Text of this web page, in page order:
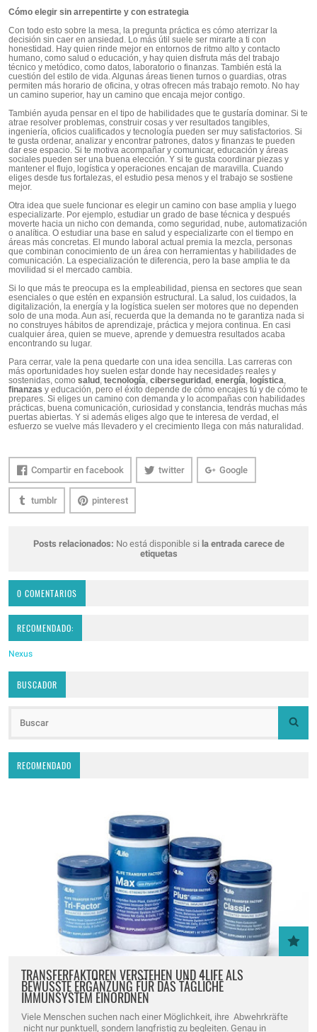
Cómo elegir sin arrepentirte y con estrategia
Con todo esto sobre la mesa, la pregunta práctica es cómo aterrizar la
decisión sin caer en ansiedad. Lo más útil suele ser mirarte a ti con
honestidad. Hay quien rinde mejor en entornos de ritmo alto y contacto
humano, como salud o educación, y hay quien disfruta más del trabajo
técnico y metódico, como datos, laboratorio o finanzas. También está la
cuestión del estilo de vida. Algunas áreas tienen turnos o guardias, otras
permiten más horario de oficina, y otras ofrecen más trabajo remoto. No hay
un camino superior, hay un camino que encaja mejor contigo.
También ayuda pensar en el tipo de habilidades que te gustaría dominar. Si te
atrae resolver problemas, construir cosas y ver resultados tangibles,
ingeniería, oficios cualificados y tecnología pueden ser muy satisfactorios. Si
te gusta ordenar, analizar y encontrar patrones, datos y finanzas te pueden
dar ese espacio. Si te motiva acompañar y comunicar, educación y áreas
sociales pueden ser una buena elección. Y si te gusta coordinar piezas y
mantener el flujo, logística y operaciones encajan de maravilla. Cuando
eliges desde tus fortalezas, el estudio pesa menos y el trabajo se sostiene
mejor.
Otra idea que suele funcionar es elegir un camino con base amplia y luego
especializarte. Por ejemplo, estudiar un grado de base técnica y después
moverte hacia un nicho con demanda, como seguridad, nube, automatización
o analítica. O estudiar una base en salud y especializarte con el tiempo en
áreas más concretas. El mundo laboral actual premia la mezcla, personas
que combinan conocimiento de un área con herramientas y habilidades de
comunicación. La especialización te diferencia, pero la base amplia te da
movilidad si el mercado cambia.
Si lo que más te preocupa es la empleabilidad, piensa en sectores que sean
esenciales o que estén en expansión estructural. La salud, los cuidados, la
digitalización, la energía y la logística suelen ser motores que no dependen
solo de una moda. Aun así, recuerda que la demanda no te garantiza nada si
no construyes hábitos de aprendizaje, práctica y mejora continua. En casi
cualquier área, quien se mueve, aprende y demuestra resultados acaba
encontrando su lugar.
Para cerrar, vale la pena quedarte con una idea sencilla. Las carreras con
más oportunidades hoy suelen estar donde hay necesidades reales y
sostenidas, como salud , tecnología, ciberseguridad , energía, logística,
finanzas y educación, pero el éxito depende de cómo encajes tú y de cómo te
prepares. Si eliges un camino con demanda y lo acompañas con habilidades
prácticas, buena comunicación, curiosidad y constancia, tendrás muchas más
puertas abiertas. Y si además eliges algo que te interesa de verdad, el
esfuerzo se vuelve más llevadero y el crecimiento llega con más naturalidad.
Compartir en facebook twitter Google
tumblr pinterest
Posts relacionados: No está disponible si la entrada carece de
etiquetas
0 COMENTARIOS
RECOMENDADO:
Nexus
BUSCADOR
RECOMENDADO
TRANSFERFAKTOREN VERSTEHEN UND 4LIFE ALS
BEWUSSTE ERGÄNZUNG FÜR DAS TÄGLICHE
IMMUNSYSTEM EINORDNEN
Viele Menschen suchen nach einer Möglichkeit, ihre Abwehrkräfte
nicht nur punktuell, sondern langfristig zu begleiten. Genau in